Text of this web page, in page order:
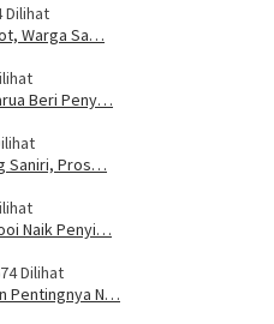
Dilihat
Warga Sa…
Beri Peny…
Saniri, Pros…
Naik Penyi…
Dilihat
Pentingnya N…